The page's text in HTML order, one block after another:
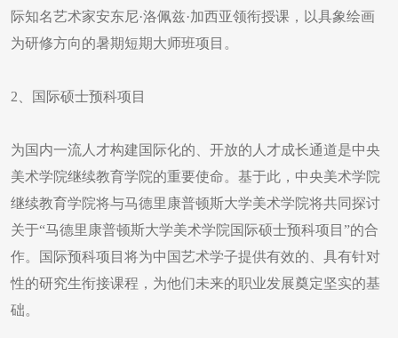
际知名艺术家安东尼·洛佩兹·加西亚领衔授课，以具象绘画
为研修方向的暑期短期大师班项目。
2、国际硕士预科项目
为国内一流人才构建国际化的、开放的人才成长通道是中央
美术学院继续教育学院的重要使命。基于此，中央美术学院
继续教育学院将与马德里康普顿斯大学美术学院将共同探讨
关于“马德里康普顿斯大学美术学院国际硕士预科项目”的合
作。国际预科项目将为中国艺术学子提供有效的、具有针对
性的研究生衔接课程，为他们未来的职业发展奠定坚实的基
础。